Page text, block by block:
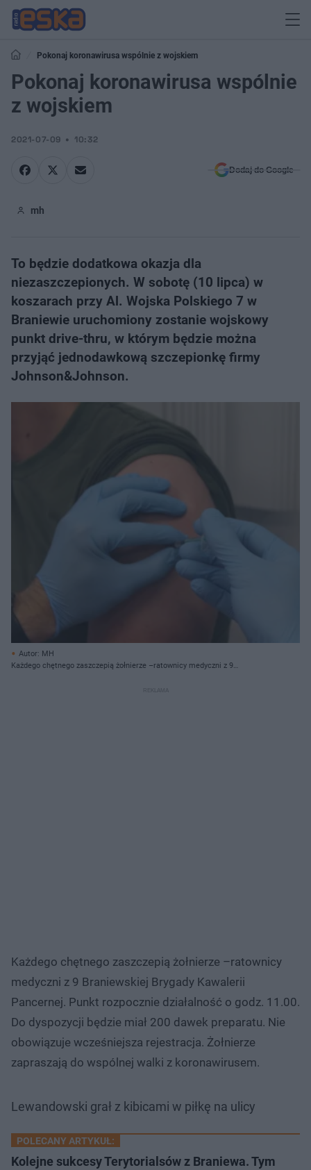
Pokonaj koronawirusa wspólnie z wojskiem
Pokonaj koronawirusa wspólnie
z wojskiem
2021-07-09 10:32
Dodaj do Google
mh
To będzie dodatkowa okazja dla
niezaszczepionych. W sobotę (10 lipca) w
koszarach przy Al. Wojska Polskiego 7 w
Braniewie uruchomiony zostanie wojskowy
punkt drive-thru, w którym będzie można
przyjąć jednodawkową szczepionkę firmy
Johnson&Johnson.
Autor: MH
Każdego chętnego zaszczepią żołnierze –ratownicy medyczni z 9
Każdego chętnego zaszczepią żołnierze –ratownicy
medyczni z 9 Braniewskiej Brygady Kawalerii
Pancernej. Punkt rozpocznie działalność o godz. 11.00.
Do dyspozycji będzie miał 200 dawek preparatu. Nie
obowiązuje wcześniejsza rejestracja. Żołnierze
zapraszają do wspólnej walki z koronawirusem.
Lewandowski grał z kibicami w piłkę na ulicy
POLECANY ARTYKUŁ:
Kolejne sukcesy Terytorialsów z Braniewa. Tym